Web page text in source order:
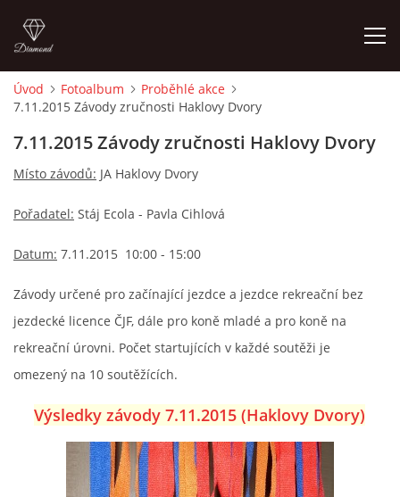
ÚVOD
VÝCVIK KONÍ
ECOLA EQUESTRIAN
PROBĚHLÉ AKCE
Úvod Fotoalbum
Proběhlé akce
7.11.2015 Závody zručnosti Haklovy Dvory
7.11.2015 Závody zručnosti Haklovy Dvory
Místo závodů: JA Haklovy Dvory
Pořadatel: Stáj Ecola - Pavla Cihlová
Datum: 7.11.2015 10:00 - 15:00
Závody určené pro začínající jezdce a jezdce rekreační bez
jezdecké licence ČJF, dále pro koně mladé a pro koně na
rekreační úrovni. Počet startujících v každé soutěži je
omezený na 10 soutěžících.
Výsledky závody 7.11.2015 (Haklovy Dvory)